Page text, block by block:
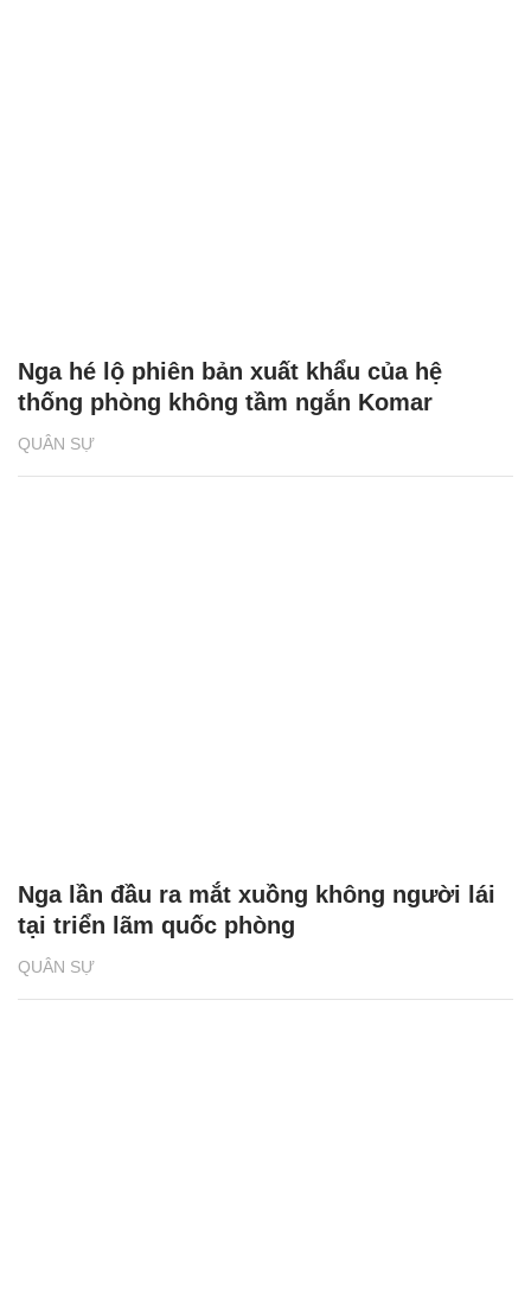
QUÂN SỰ
Nga hé lộ phiên bản xuất khẩu của hệ
thống phòng không tầm ngắn Komar
QUÂN SỰ
Nga lần đầu ra mắt xuồng không người lái
tại triển lãm quốc phòng